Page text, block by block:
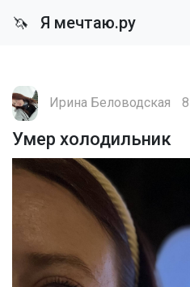
🦄 Я мечтаю.ру
Ирина Беловодская
Умер холодильник